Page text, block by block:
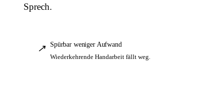
Sprech.
↗
Spürbar weniger Aufwand
Wiederkehrende Handarbeit fällt weg.